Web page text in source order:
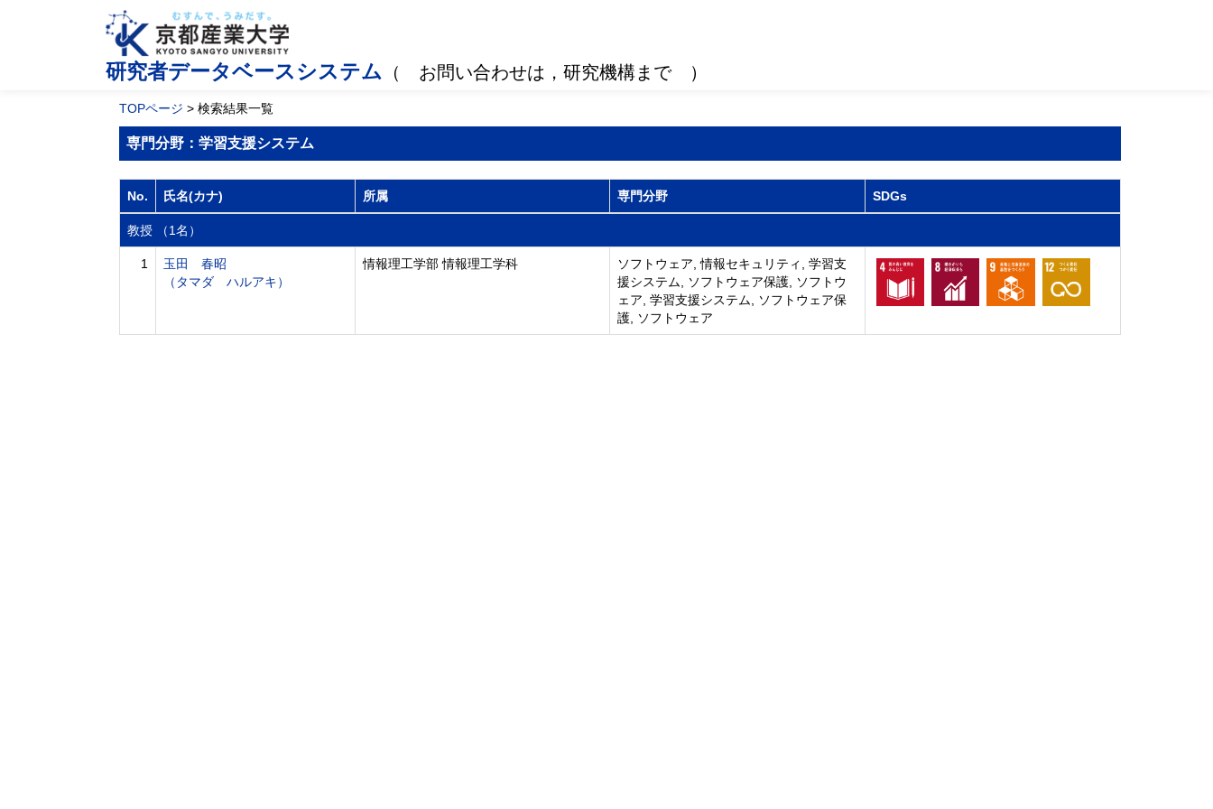
研究者データベースシステム （ お問い合わせは，研究機構まで ）
TOPページ > 検索結果一覧
専門分野：学習支援システム
No. 氏名(カナ) 所属 専門分野 SDGs
教授 （1名）
1
玉田 春昭
（タマダ ハルアキ）
情報理工学部 情報理工学科
ソフトウェア, 情報セキュリティ, 学習支
援システム, ソフトウェア保護, ソフトウ
ェア, 学習支援システム, ソフトウェア保
護, ソフトウェア